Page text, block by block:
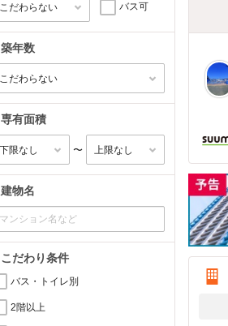
バス可
築年数
専有面積
〜
建物名
こだわり条件
バス・トイレ別
2階以上